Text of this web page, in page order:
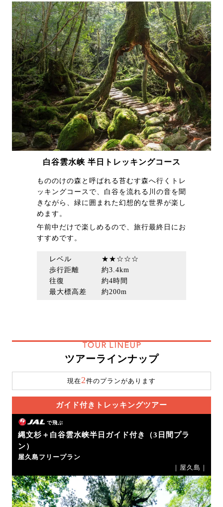
白谷雲水峡 半日トレッキングコース
もののけの森と呼ばれる苔むす森へ行くトレ
ッキングコースで、白谷を流れる川の音を聞
きながら、緑に囲まれた幻想的な世界が楽し
めます。
午前中だけで楽しめるので、旅行最終日にお
すすめです。
レベル ★★☆☆☆
歩行距離 約3.4km
往復 約4時間
最大標高差 約200m
TOUR LINEUP
ツアーラインナップ
現在2件のプランがあります
ガイド付きトレッキングツアー
で飛ぶ
縄文杉＋白谷雲水峡半日ガイド付き（3日間プラ
ン）
屋久島フリープラン
｜屋久島｜